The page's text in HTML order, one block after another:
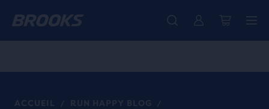
La toute nouvelle Ghost Amp est là - Acheter Femme Homme
Découvre la nouvelle collection Cascadia - Acheter maintenant
Expéditions gratuites sur les achats de plus de € 100
ACCUEIL / RUN HAPPY BLOG
/